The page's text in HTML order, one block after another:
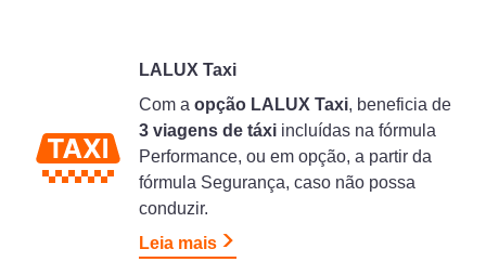
LALUX Taxi
Com a opção LALUX Taxi, beneficia de
3 viagens de táxi incluídas na fórmula
Performance, ou em opção, a partir da
fórmula Segurança, caso não possa
conduzir.
Leia mais